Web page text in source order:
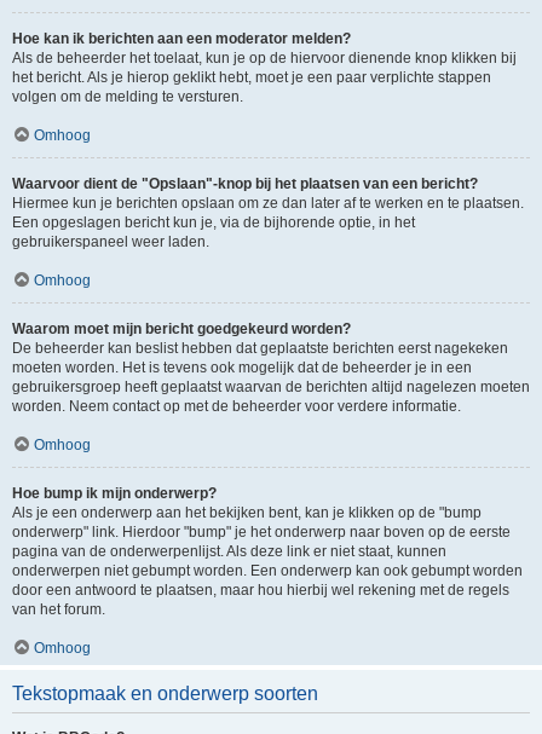
Hoe kan ik berichten aan een moderator melden?
Als de beheerder het toelaat, kun je op de hiervoor dienende knop klikken bij
het bericht. Als je hierop geklikt hebt, moet je een paar verplichte stappen
volgen om de melding te versturen.
Omhoog
Waarvoor dient de "Opslaan"-knop bij het plaatsen van een bericht?
Hiermee kun je berichten opslaan om ze dan later af te werken en te plaatsen.
Een opgeslagen bericht kun je, via de bijhorende optie, in het
gebruikerspaneel weer laden.
Omhoog
Waarom moet mijn bericht goedgekeurd worden?
De beheerder kan beslist hebben dat geplaatste berichten eerst nagekeken
moeten worden. Het is tevens ook mogelijk dat de beheerder je in een
gebruikersgroep heeft geplaatst waarvan de berichten altijd nagelezen moeten
worden. Neem contact op met de beheerder voor verdere informatie.
Omhoog
Hoe bump ik mijn onderwerp?
Als je een onderwerp aan het bekijken bent, kan je klikken op de "bump
onderwerp" link. Hierdoor "bump" je het onderwerp naar boven op de eerste
pagina van de onderwerpenlijst. Als deze link er niet staat, kunnen
onderwerpen niet gebumpt worden. Een onderwerp kan ook gebumpt worden
door een antwoord te plaatsen, maar hou hierbij wel rekening met de regels
van het forum.
Omhoog
Tekstopmaak en onderwerp soorten